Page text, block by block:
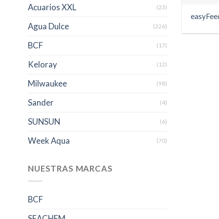
Acuarios XXL (23)
Agua Dulce (226)
BCF (17)
Keloray (12)
Milwaukee (98)
Sander (4)
SUNSUN (6)
Week Aqua (70)
NUESTRAS MARCAS
BCF